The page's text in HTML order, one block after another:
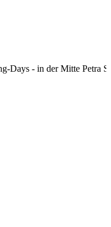
Days - in der Mitte Petra